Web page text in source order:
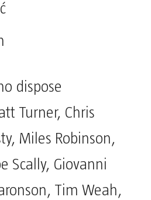
dispose
Turner, Chris
Miles Robinson,
Scally, Giovanni
Tim Weah,